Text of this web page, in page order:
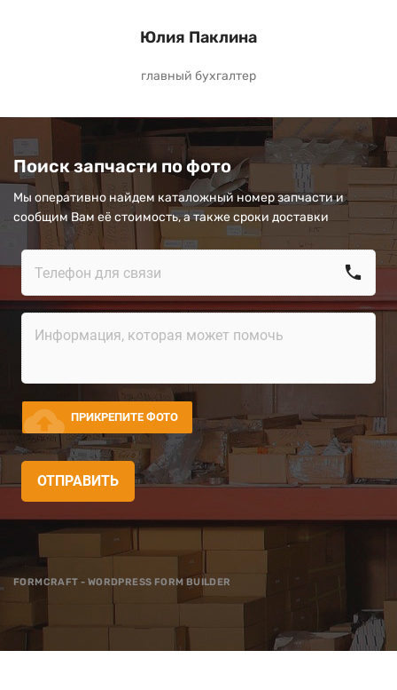
Юлия Паклина
главный бухгалтер
Поиск запчасти по фото
Мы оперативно найдем каталожный номер запчасти и
сообщим Вам её стоимость, а также сроки доставки
call
cloud_upload ПРИКРЕПИТЕ ФОТО
ОТПРАВИТЬ
FORMCRAFT - WORDPRESS FORM BUILDER